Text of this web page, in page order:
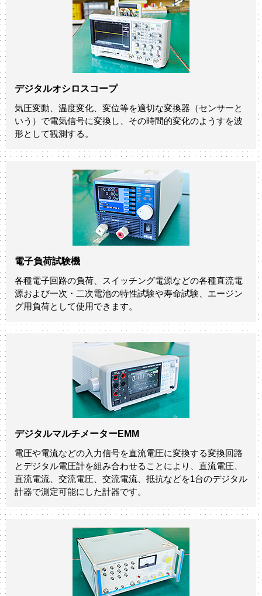
デジタルオシロスコープ
気圧変動、温度変化、変位等を適切な変換器（センサーと
いう）で電気信号に変換し、その時間的変化のようすを波
形として観測する。
電子負荷試験機
各種電子回路の負荷、スイッチング電源などの各種直流電
源および一次・二次電池の特性試験や寿命試験、エージン
グ用負荷として使用できます。
デジタルマルチメーターEMM
電圧や電流などの入力信号を直流電圧に変換する変換回路
とデジタル電圧計を組み合わせることにより、直流電圧、
直流電流、交流電圧、交流電流、抵抗などを1台のデジタル
計器で測定可能にした計器です。